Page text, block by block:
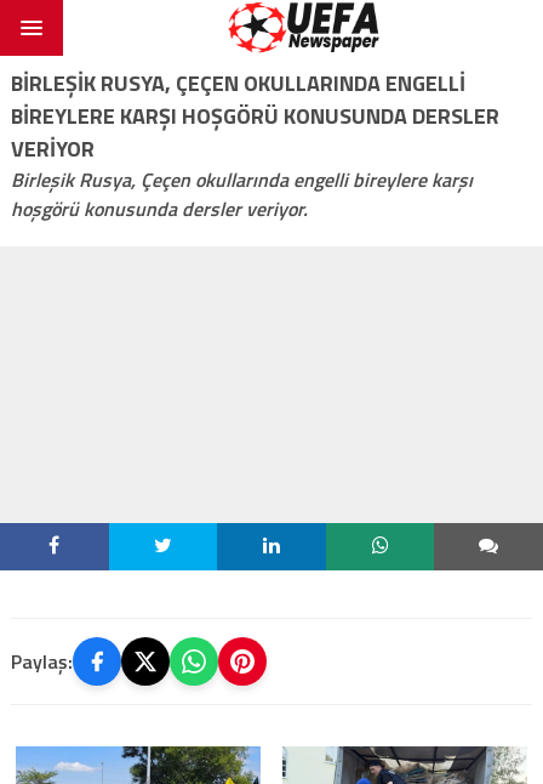
BIRLEŞIK RUSYA, ÇEÇEN OKULLARINDA ENGELLI
BIREYLERE KARŞI HOŞGÖRÜ KONUSUNDA DERSLER
VERIYOR
Birleşik Rusya, Çeçen okullarında engelli bireylere karşı
hoşgörü konusunda dersler veriyor.
Paylaş: